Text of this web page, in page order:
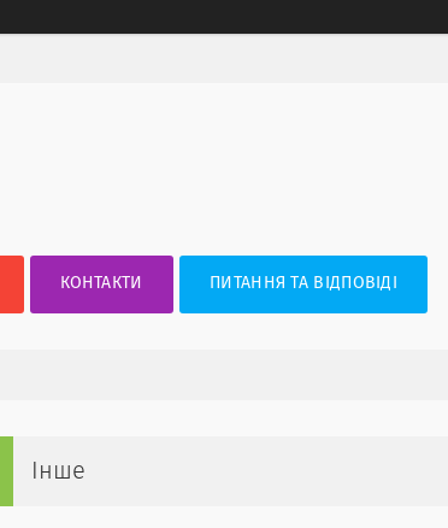
КОНТАКТИ ПИТАННЯ ТА ВІДПОВІДІ
Інше